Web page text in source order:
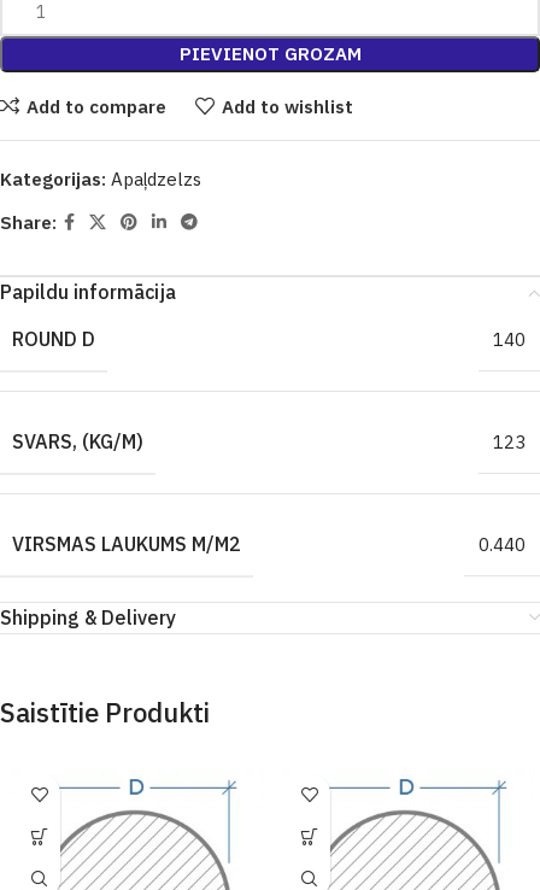
PIEVIENOT GROZAM
Add to compare Add to wishlist
Kategorijas: Apaļdzelzs
Share:
Papildu informācija
ROUND D
140
SVARS, (KG/M) 123
VIRSMAS LAUKUMS M/M2 0.440
Shipping & Delivery
Saistītie Produkti